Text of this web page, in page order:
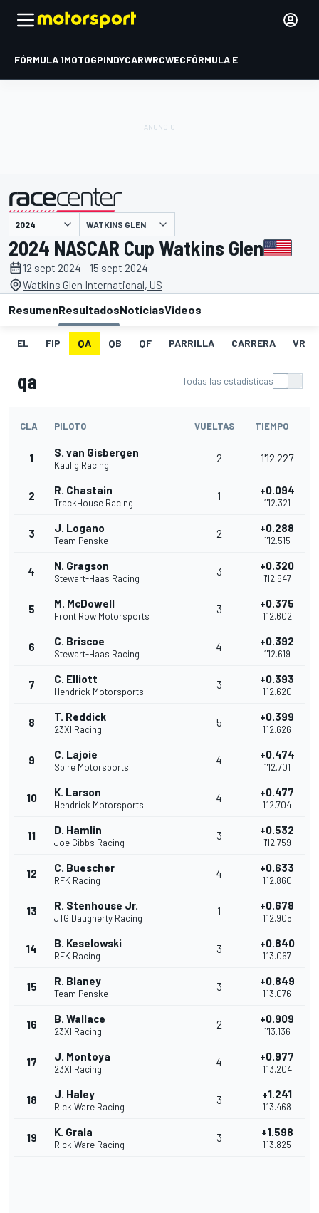
FÓRMULA 1MOTOGPINDYCARWRCWECFÓRMULA E
presentado por WATKINS GLEN
2024 NASCAR Cup Watkins Glen
12 sept 2024 - 15 sept 2024
Watkins Glen International, US
ResumenResultadosNoticiasVideos
EL FIP QA QB QF PARRILLA CARRERA VR
qa Todas las estadísticas
CLA PILOTO VUELTAS TIEMPO
1 S. van Gisbergen
Kaulig Racing
2 1'12.227
2 R. Chastain
TrackHouse Racing
1 +0.094
1'12.321
3 J. Logano
Team Penske
2 +0.288
1'12.515
4 N. Gragson
Stewart-Haas Racing
3 +0.320
1'12.547
5 M. McDowell
Front Row Motorsports
3 +0.375
1'12.602
6 C. Briscoe
Stewart-Haas Racing
4 +0.392
1'12.619
7 C. Elliott
Hendrick Motorsports
3 +0.393
1'12.620
8 T. Reddick
23XI Racing
5 +0.399
1'12.626
9 C. Lajoie
Spire Motorsports
4 +0.474
1'12.701
10 K. Larson
Hendrick Motorsports
4 +0.477
1'12.704
11 D. Hamlin
Joe Gibbs Racing
3 +0.532
1'12.759
12 C. Buescher
RFK Racing
4 +0.633
1'12.860
13 R. Stenhouse Jr.
JTG Daugherty Racing
1 +0.678
1'12.905
14 B. Keselowski
RFK Racing
3 +0.840
1'13.067
15 R. Blaney
Team Penske
3 +0.849
1'13.076
16 B. Wallace
23XI Racing
2 +0.909
1'13.136
17 J. Montoya
23XI Racing
4 +0.977
1'13.204
18 J. Haley
Rick Ware Racing
3 +1.241
1'13.468
19 K. Grala
Rick Ware Racing
3 +1.598
1'13.825